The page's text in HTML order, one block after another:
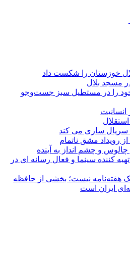
خوزستان را شکست داد
در مسجد بلال
خود را در مستطیل سبز جست‌وجو
انسانیت
سریال سازی می کند
از رویداد مشق ناتمام
و چشم انداز به آینده
کننده سینما و فعال رسانه ای در
هفته‌نامه نیست؛ بخشی از حافظه
ایران است